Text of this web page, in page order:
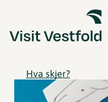
Hva skjer?